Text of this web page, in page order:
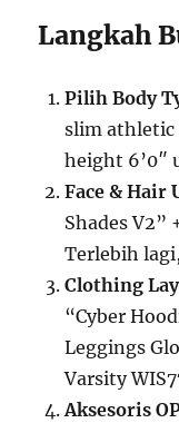
Langkah
Pilih Body
slim athletic
height 6’0″
Face & Hair
Shades V2”
Terlebih
Clothing
“Cyber
Leggings
Varsity
Aksesoris